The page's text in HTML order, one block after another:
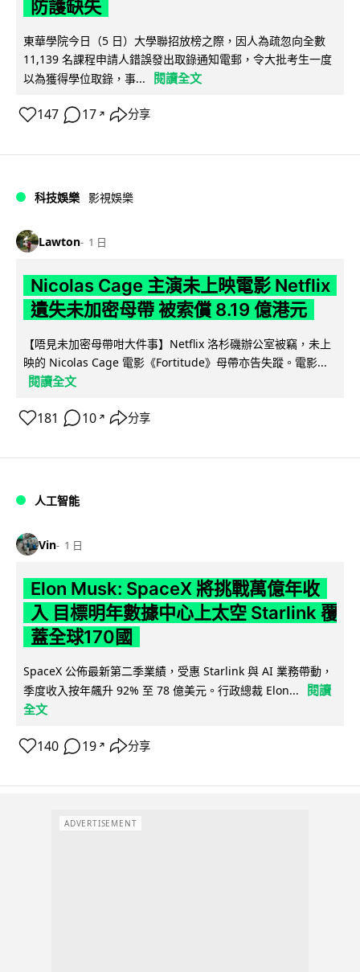
防護缺失
東華學院今日（5 日）大學聯招放榜之際，因人為疏忽向全數
11,139 名課程申請人錯誤發出取錄通知電郵，令大批考生一度
以為獲得學位取錄，事...
閱讀全文
147 17 ↗ 分享
科技娛樂 影視娛樂
Lawton 1 日
Nicolas Cage 主演未上映電影 Netflix
遺失未加密母帶 被索償 8.19 億港元
【唔見未加密母帶咁大件事】Netflix 洛杉磯辦公室被竊，未上
映的 Nicolas Cage 電影《Fortitude》母帶亦告失蹤。電影...
閱讀全文
181 10 ↗ 分享
人工智能
Vin 1 日
Elon Musk: SpaceX 將挑戰萬億年收
入 目標明年數據中心上太空 Starlink 覆
蓋全球170國
SpaceX 公佈最新第二季業績，受惠 Starlink 與 AI 業務帶動，
季度收入按年飆升 92% 至 78 億美元。行政總裁 Elon...
閱讀
全文
140 19 ↗ 分享
ADVERTISEMENT